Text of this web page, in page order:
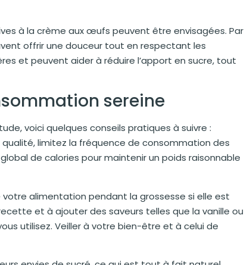
à la crème aux œufs peuvent être envisagées. Par
offrir une douceur tout en respectant les
et peuvent aider à réduire l’apport en sucre, tout
sereine
voici quelques conseils pratiques à suivre :
limitez la fréquence de consommation des
de calories pour maintenir un poids raisonnable
alimentation pendant la grossesse si elle est
et à ajouter des saveurs telles que la vanille ou
utilisez. Veiller à votre bien-être et à celui de